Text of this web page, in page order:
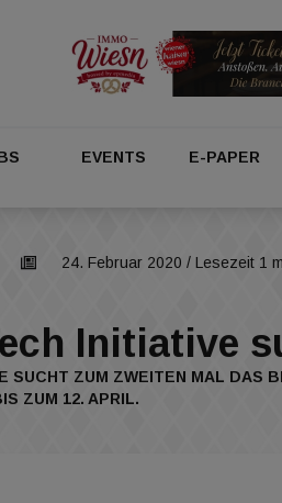
EVENTS E-PAPER
24. Februar 2020 / Lesezeit 1
Initiative
SUCHT ZUM ZWEITEN MAL DAS
ZUM 12. APRIL.